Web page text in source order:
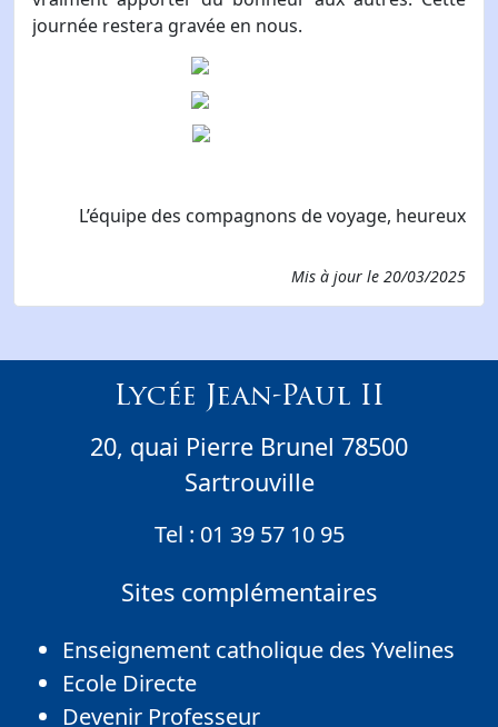
journée restera gravée en nous.
L’équipe des compagnons de voyage, heureux
Mis à jour le 20/03/2025
Sites complémentaires
Enseignement catholique des Yvelines
Ecole Directe
Devenir Professeur
Lycée Jean-Paul II
20, quai Pierre Brunel 78500
Sartrouville
Tel : 01 39 57 10 95